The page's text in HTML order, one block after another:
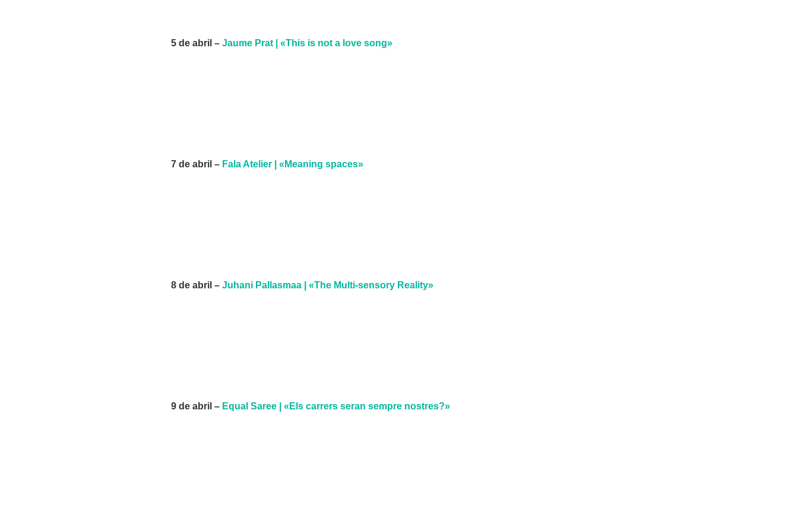
5 de abril – Jaume Prat | «This is not a love song»
7 de abril – Fala Atelier | «Meaning spaces»
8 de abril – Juhani Pallasmaa | «The Multi-sensory Reality»
9 de abril – Equal Saree | «Els carrers seran sempre nostres?»